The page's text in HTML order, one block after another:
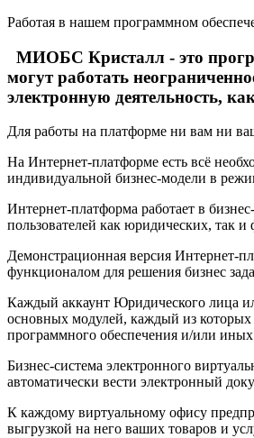
Работая в нашем программном
МИОБС Кристалл - это
могут работать
электронную деятельность,
Для работы на платформе ни вам ни
На Интернет-платформе есть всё
индивидуальной бизнес-модели в
Интернет-платформа работает в
пользователей как юридических, так
Демонстрационная версия Интернет-
функционалом для решения бизнес
Каждый аккаунт Юридического лица
основных модулей, каждый из которых
программного обеспечения и/или
Бизнес-система электронного
автоматически вести электронный
К каждому виртуальному офису
выгрузкой на него ваших товаров и